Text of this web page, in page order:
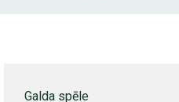
Galda spēle